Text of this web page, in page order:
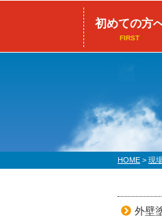
初めての方
FIRST
HOME > 現
外壁